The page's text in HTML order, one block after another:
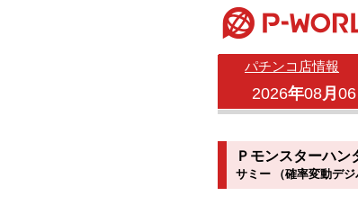
パチンコ店情報
2026年08月 06
Ｐモンスターハン
サミー （確率変動デジ